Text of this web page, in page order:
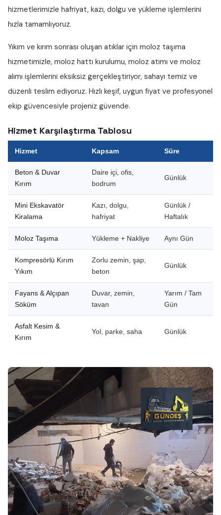
hizmetlerimizle hafriyat, kazı, dolgu ve yükleme işlemlerini
hızla tamamlıyoruz.
Yıkım ve kırım sonrası oluşan atıklar için moloz taşıma
hizmetimizle, moloz hattı kurulumu, moloz atımı ve moloz
alımı işlemlerini eksiksiz gerçekleştiriyor, sahayı temiz ve
düzenli teslim ediyoruz. Hızlı keşif, uygun fiyat ve profesyonel
ekip güvencesiyle projeniz güvende.
Hizmet Karşılaştırma Tablosu
Hizmet Kapsam Süre
Beton & Duvar
Kırım
Daire içi, ofis,
bodrum
Günlük
Mini Ekskavatör
Kiralama
Kazı, dolgu,
hafriyat
Günlük /
Haftalık
Moloz Taşıma Yükleme + Nakliye Aynı Gün
Kompresörlü Kırım
Yıkım
Zorlu zemin, şap,
beton
Günlük
Fayans & Alçıpan
Söküm
Duvar, zemin,
tavan
Yarım / Tam
Gün
Asfalt Kesim &
Kırım
Yol, parke, saha Günlük